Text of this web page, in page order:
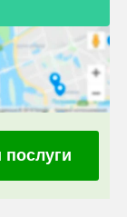
послуги